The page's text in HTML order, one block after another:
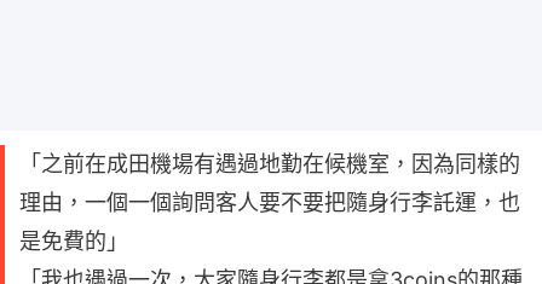
「之前在成田機場有遇過地勤在候機室，因為同樣的
理由，一個一個詢問客人要不要把隨身行李託運，也
是免費的」